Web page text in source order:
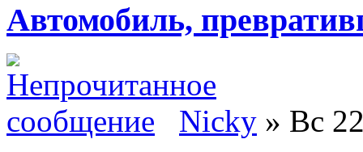
Автомобиль,
Nicky » Вс